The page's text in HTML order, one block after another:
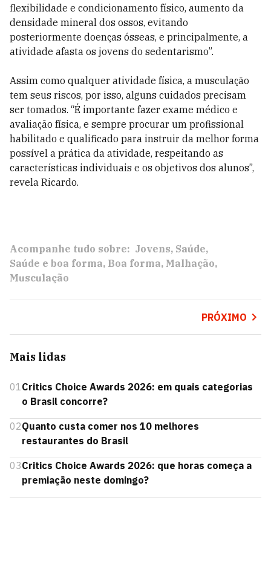
flexibilidade e condicionamento físico, aumento da
densidade mineral dos ossos, evitando
posteriormente doenças ósseas, e principalmente, a
atividade afasta os jovens do sedentarismo”.
Assim como qualquer atividade física, a musculação
tem seus riscos, por isso, alguns cuidados precisam
ser tomados. “É importante fazer exame médico e
avaliação física, e sempre procurar um profissional
habilitado e qualificado para instruir da melhor forma
possível a prática da atividade, respeitando as
características individuais e os objetivos dos alunos”,
revela Ricardo.
Acompanhe tudo sobre: Jovens Saúde
Saúde e boa forma Boa forma Malhação
Musculação
PRÓXIMO
Mais lidas
01Critics Choice Awards 2026: em quais categorias
o Brasil concorre?
02Quanto custa comer nos 10 melhores
restaurantes do Brasil
03Critics Choice Awards 2026: que horas começa a
premiação neste domingo?